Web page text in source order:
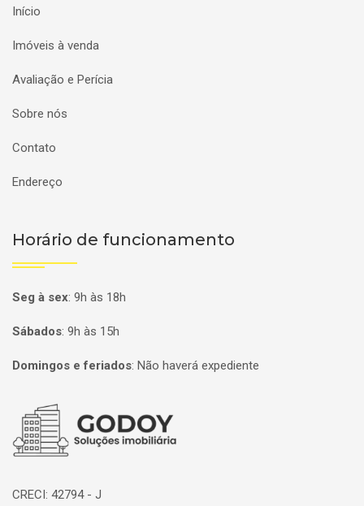
Início
Imóveis à venda
Avaliação e Perícia
Sobre nós
Contato
Endereço
Horário de funcionamento
Seg à sex: 9h às 18h
Sábados: 9h às 15h
Domingos e feriados: Não haverá expediente
Página inicial
CRECI: 42794 - J